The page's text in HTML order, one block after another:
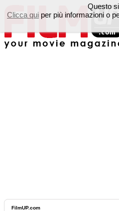
FilmUP.com
Questo
Clicca qui per più informazioni o